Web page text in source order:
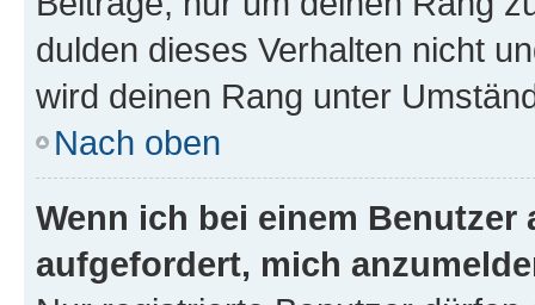
dulden dieses Verhalten nicht
wird deinen Rang unter
Nach oben
Wenn ich bei einem
aufgefordert, mich